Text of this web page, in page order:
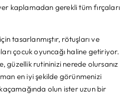
kaplamadan gerekli tüm fırçaları
tasarlanmıştır, rötuşları ve
çocuk oyuncağı haline getiriyor.
güzellik rutininizi nerede olursanız
en iyi şekilde görünmenizi
olun ister uzun bir